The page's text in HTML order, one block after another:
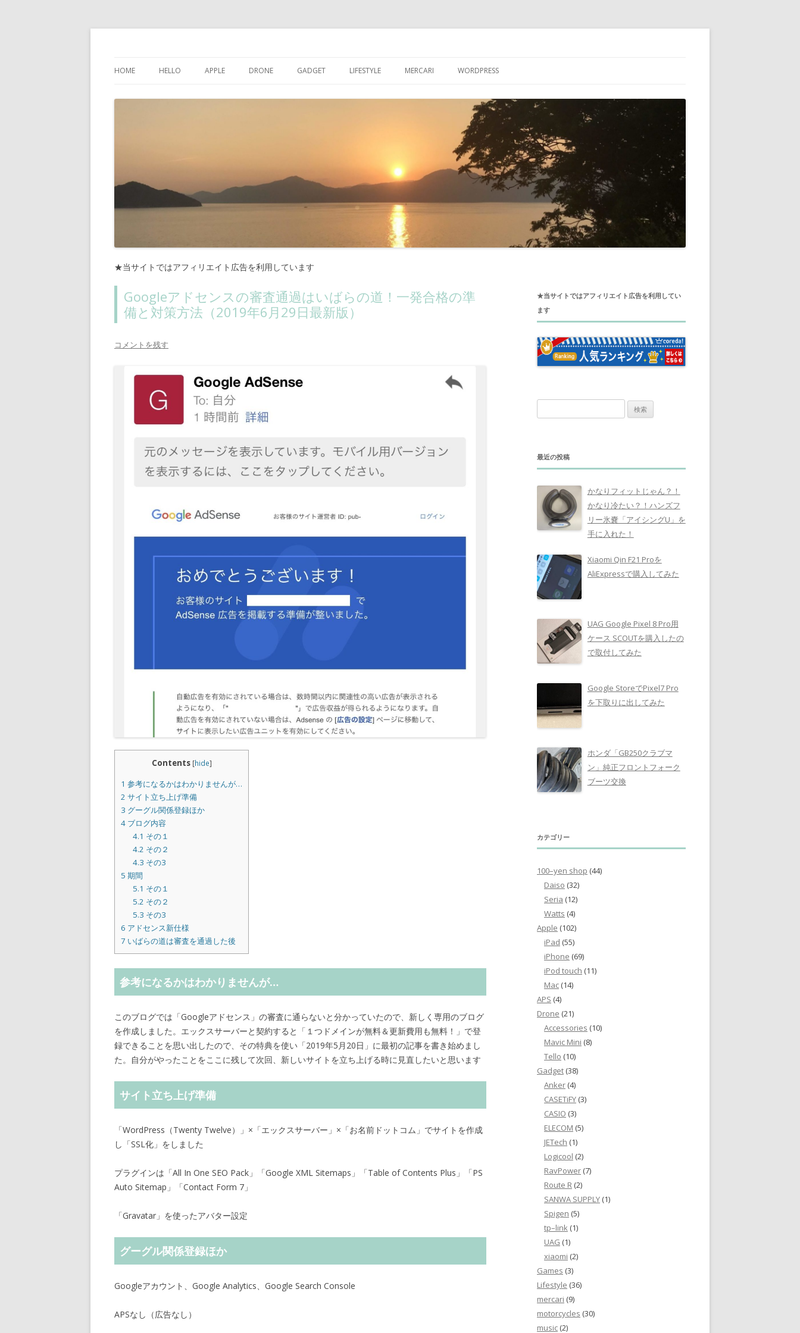
ン
へ
HOME HELLO APPLE
PHONES-MORE
DRONE GADGET LIFESTYLE MERCARI WORDPRESS
グを始める
【WORDPRESS】超初心者（自分）
が入れたプラグイン
【WORDPRESS】カテゴリーの横に
記事数を表示させる
【WORDPRESS】GRAVATARを使っ
★当サイトではアフィリエイト広告を利用しています
Googleアドセンスの審査通過はいばらの道！一発合格の準
備と対策方法（2019年6月29日最新版）
コメントを残す
Contents [hide]
1 参考になるかはわかりませんが…
2 サイト立ち上げ準備
3 グーグル関係登録ほか
4 ブログ内容
4.1 その１
4.2 その２
4.3 その3
5 期間
5.1 その１
5.2 その２
5.3 その3
6 アドセンス新仕様
7 いばらの道は審査を通過した後
参考になるかはわかりませんが…
このブログでは「Googleアドセンス」の審査に通らないと分かっていたので、新しく専用のブログ
を作成しました。エックスサーバーと契約すると「１つドメインが無料＆更新費用も無料！」で登
録できることを思い出したので、その特典を使い「2019年5月20日」に最初の記事を書き始めまし
た。自分がやったことをここに残して次回、新しいサイトを立ち上げる時に見直したいと思います
サイト立ち上げ準備
「WordPress（Twenty Twelve）」×「エックスサーバー」×「お名前ドットコム」でサイトを作成
し「SSL化」をしました
プラグインは「All In One SEO Pack」「Google XML Sitemaps」「Table of Contents Plus」「PS
Auto Sitemap」「Contact Form 7」
「Gravatar」を使ったアバター設定
グーグル関係登録ほか
Googleアカウント、Google Analytics、Google Search Console
APSなし（広告なし）
★当サイトではアフィリエイト広告を利用してい
ます
索
最近の投稿
かなりフィットじゃん？！
かなり冷たい？！ハンズフ
リー氷嚢「アイシングU」を
手に入れた！
Xiaomi Qin F21 Proを
AliExpressで購入してみた
UAG Google Pixel 8 Pro用
ケース SCOUTを購入したの
で取付してみた
Google StoreでPixel7 Pro
を下取りに出してみた
ホンダ「GB250クラブマ
ン」純正フロントフォーク
ブーツ交換
カテゴリー
100–yen shop (44)
Daiso (32)
Seria (12)
Watts (4)
Apple (102)
iPad (55)
iPhone (69)
iPod touch (11)
Mac (14)
APS (4)
Drone (21)
Accessories (10)
Mavic Mini (8)
Tello (10)
Gadget (38)
Anker (4)
CASETiFY (3)
CASIO (3)
ELECOM (5)
JETech (1)
Logicool (2)
RavPower (7)
Route R (2)
SANWA SUPPLY (1)
Spigen (5)
tp–link (1)
UAG (1)
xiaomi (2)
Games (3)
Lifestyle (36)
mercari (9)
motorcycles (30)
music (2)